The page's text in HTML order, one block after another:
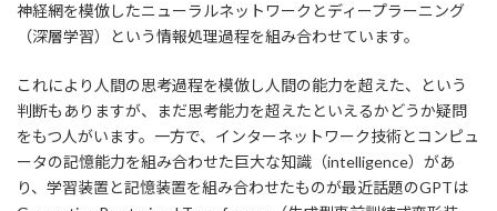
神経網を模倣したニューラルネットワークとディープラーニング
（深層学習）という情報処理過程を組み合わせています。
これにより人間の思考過程を模倣し人間の能力を超えた、という
判断もありますが、まだ思考能力を超えたといえるかどうか疑問
をもつ人がいます。一方で、インターネットワーク技術とコンピュ
ータの記憶能力を組み合わせた巨大な知識（intelligence）があ
り、学習装置と記憶装置を組み合わせたものが最近話題のGPTは